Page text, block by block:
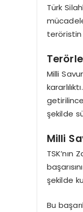
Türk
Milli
şekilde
Milli
şekilde
Bu